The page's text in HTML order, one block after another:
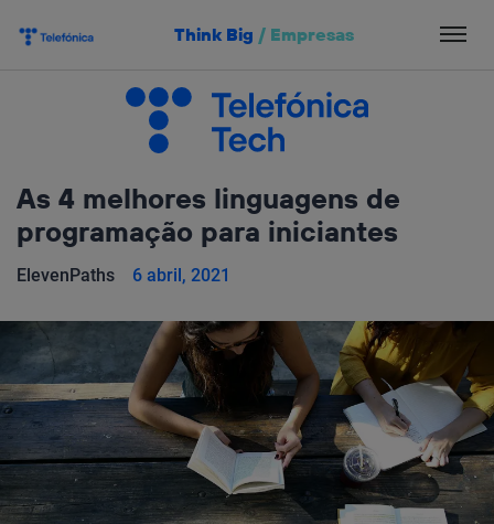
Think Big / Empresas
As 4 melhores linguagens de
programação para iniciantes
ElevenPaths 6 abril, 2021